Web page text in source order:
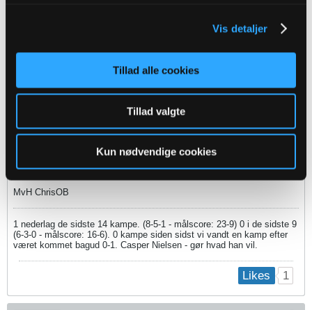
Vis detaljer
Tillad alle cookies
Tillad valgte
Kun nødvendige cookies
Der er desuden langt mere kød på en diskussion om årsagsforklaring
vores målsætninger. Det er i al sin enkelthed mere interessant end
bare at glæde sig over, at det går godt. ;-)
MvH ChrisOB
1 nederlag de sidste 14 kampe. (8-5-1 - målscore: 23-9) 0 i de sidste 9
(6-3-0 - målscore: 16-6). 0 kampe siden sidst vi vandt en kamp efter
været kommet bagud 0-1. Casper Nielsen - gør hvad han vil.
Likes 1